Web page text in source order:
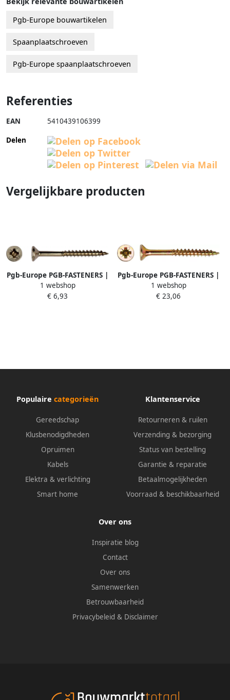
Pgb-Europe bouwartikelen
Spaanplaatschroeven
Pgb-Europe spaanplaatschroeven
Referenties
EAN 5410439106399
Delen
Vergelijkbare producten
Pgb-Europe PGB-FASTENERS |
Spaanplaatschroef VZK-Z Ø 3
50x30 A2 | 200 st
1 webshop
€ 6,93
Pgb-Europe PGB-FASTENERS |
Spaanplaatschroef VZK-Z Ø 4
50x30 ZnGeel | 1000 st
1 webshop
€ 23,06
Populaire categorieën
Gereedschap
Klusbenodigdheden
Opruimen
Kabels
Elektra & verlichting
Smart home
Klantenservice
Retourneren & ruilen
Verzending & bezorging
Status van bestelling
Garantie & reparatie
Betaalmogelijkheden
Voorraad & beschikbaarheid
Over ons
Inspiratie blog
Contact
Over ons
Samenwerken
Betrouwbaarheid
Privacybeleid & Disclaimer